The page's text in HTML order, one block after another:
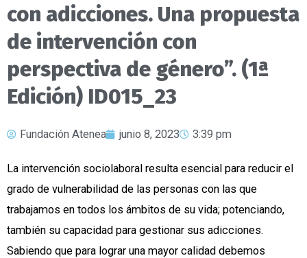
con adicciones. Una propuesta
de intervención con
perspectiva de género”. (1ª
Edición) ID015_23
Fundación Atenea junio 8, 2023 3:39 pm
La intervención sociolaboral resulta esencial para reducir el
grado de vulnerabilidad de las personas con las que
trabajamos en todos los ámbitos de su vida; potenciando,
también su capacidad para gestionar sus adicciones.
Sabiendo que para lograr una mayor calidad debemos